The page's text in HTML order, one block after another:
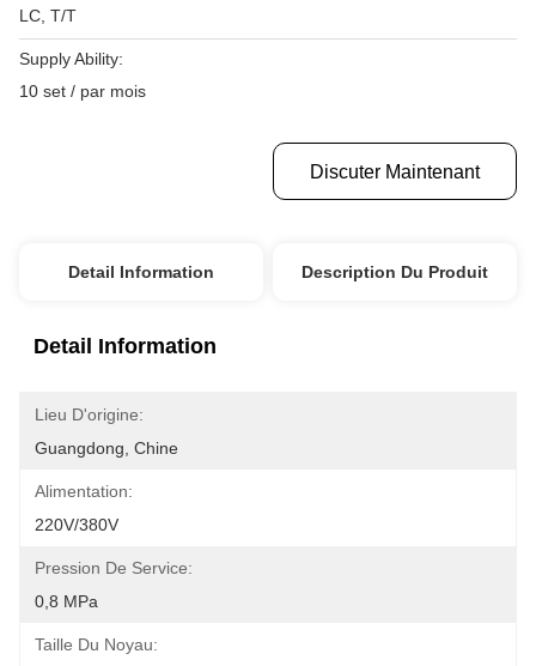
LC, T/T
Supply Ability:
10 set / par mois
Discuter Maintenant
Detail Information Description Du Produit
Detail Information
Lieu D'origine:
Guangdong, Chine
Alimentation:
220V/380V
Pression De Service:
0,8 MPa
Taille Du Noyau: